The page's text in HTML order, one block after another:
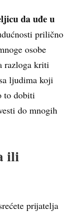
da uđe u
prilično
osobe
razloga kriti
ljudima koji
to dobiti
do mnogih
ili
prijatelja